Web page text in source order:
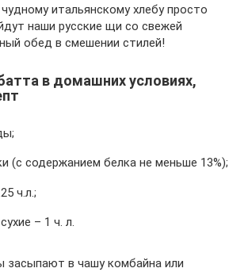
итальянскому хлебу просто
наши русские щи со свежей
обед в смешении стилей!
в домашних условиях,
(с содержанием белка не меньше 13%);
ч.л.;
– 1 ч. л.
засыпают в чашу комбайна или